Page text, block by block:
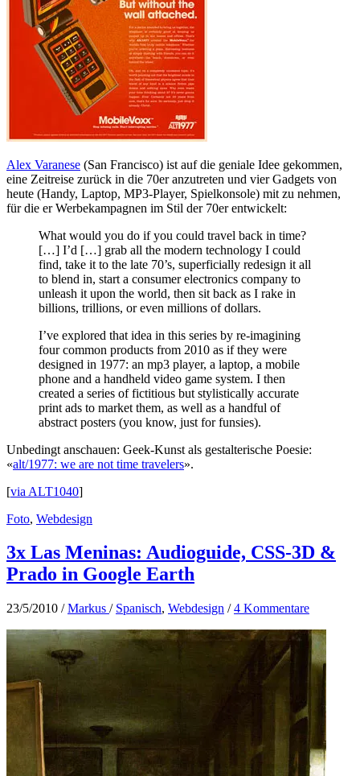
Alex Varanese (San Francisco) ist auf die geniale Idee gekommen,
eine Zeitreise zurück in die 70er anzutreten und vier Gadgets von
heute (Handy, Laptop, MP3-Player, Spielkonsole) mit zu nehmen,
für die er Werbekampagnen im Stil der 70er entwickelt:
What would you do if you could travel back in time?
[…] I’d […] grab all the modern technology I could
find, take it to the late 70’s, superficially redesign it all
to blend in, start a consumer electronics company to
unleash it upon the world, then sit back as I rake in
billions, trillions, or even millions of dollars.
I’ve explored that idea in this series by re-imagining
four common products from 2010 as if they were
designed in 1977: an mp3 player, a laptop, a mobile
phone and a handheld video game system. I then
created a series of fictitious but stylistically accurate
print ads to market them, as well as a handful of
abstract posters (you know, just for funsies).
Unbedingt anschauen: Geek-Kunst als gestalterische Poesie:
«alt/1977: we are not time travelers».
[via ALT1040]
Foto, Webdesign
3x Las Meninas: Audioguide, CSS-3D &
Prado in Google Earth
23/5/2010 /Markus / Spanisch, Webdesign /4 Kommentare